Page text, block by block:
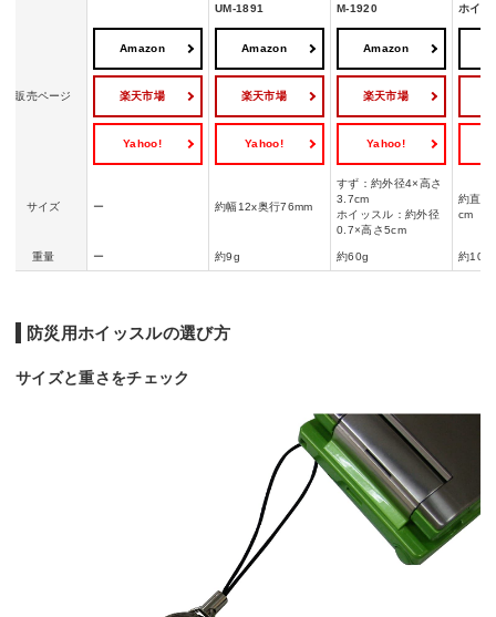
UM-1891
M-1920
ホイッ
販売ページ
Amazon
楽天市場
Yahoo!
Amazon
楽天市場
Yahoo!
Amazon
楽天市場
Yahoo!
サイズ ー 約幅12x奥行76mm
すず：約外径4×高さ
3.7cm
ホイッスル：約外径
0.7×高さ5cm
約直径
cm
重量 ー 約9g 約60g 約10g
防災用ホイッスルの選び方
サイズと重さをチェック